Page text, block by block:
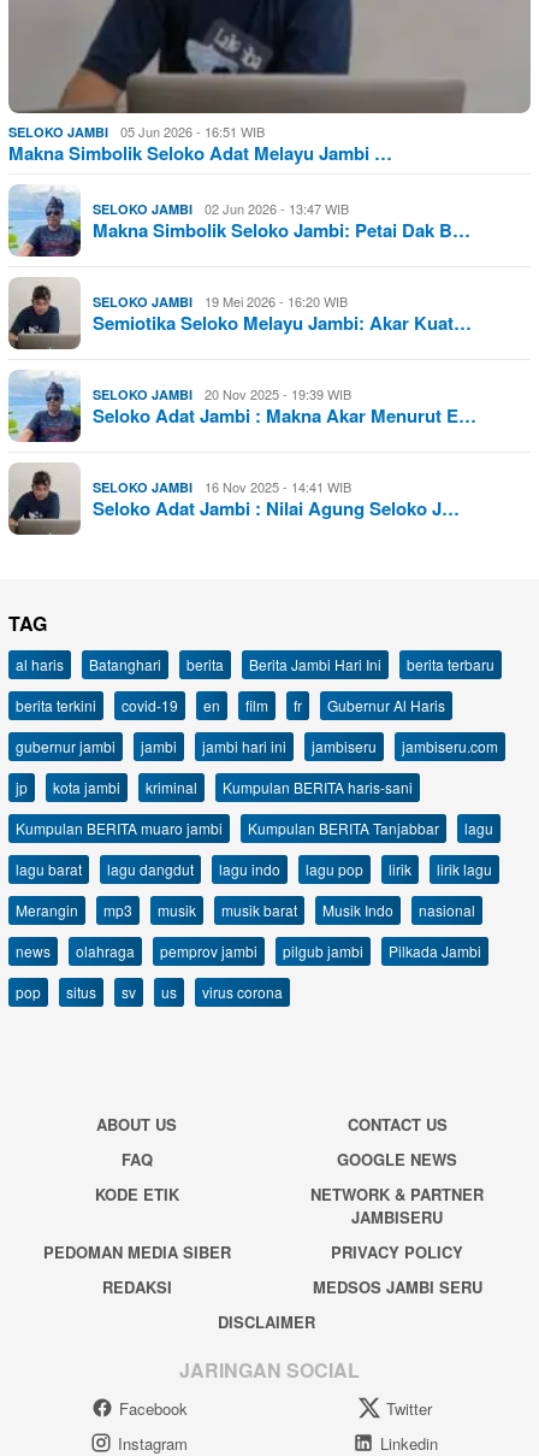
SELOKO JAMBI 05 Jun 2026 - 16:51 WIB
Makna Simbolik Seloko Adat Melayu Jambi …
SELOKO JAMBI 02 Jun 2026 - 13:47 WIB
Makna Simbolik Seloko Jambi: Petai Dak B…
SELOKO JAMBI 19 Mei 2026 - 16:20 WIB
Semiotika Seloko Melayu Jambi: Akar Kuat…
SELOKO JAMBI 20 Nov 2025 - 19:39 WIB
Seloko Adat Jambi : Makna Akar Menurut E…
SELOKO JAMBI 16 Nov 2025 - 14:41 WIB
Seloko Adat Jambi : Nilai Agung Seloko J…
TAG
al haris Batanghari berita Berita Jambi Hari Ini
berita terbaru
berita terkini
covid-19 en film fr
Gubernur Al Haris
gubernur jambi
jambi jambi hari ini jambiseru
jambiseru.com
jp
kota jambi kriminal
Kumpulan BERITA haris-sani
Kumpulan BERITA muaro jambi
Kumpulan BERITA Tanjabbar
lagu
lagu barat
lagu dangdut lagu indo lagu pop lirik
lirik lagu
Merangin
mp3 musik musik barat Musik Indo
nasional
news
olahraga pemprov jambi pilgub jambi
Pilkada Jambi
pop
situs sv us virus corona
ABOUT US
CONTACT US
FAQ
GOOGLE NEWS
KODE ETIK
NETWORK & PARTNER
JAMBISERU
PEDOMAN MEDIA SIBER
PRIVACY POLICY
REDAKSI
MEDSOS JAMBI SERU
DISCLAIMER
JARINGAN SOCIAL
Facebook
Twitter
Instagram
Linkedin